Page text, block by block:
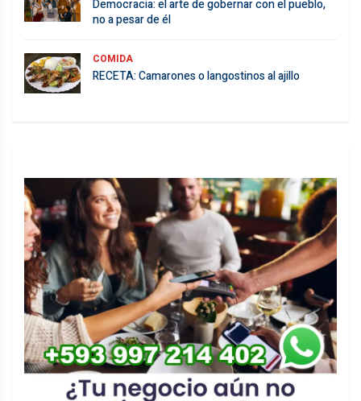
Democracia: el arte de gobernar con el pueblo,
no a pesar de él
COMIDA
RECETA: Camarones o langostinos al ajillo